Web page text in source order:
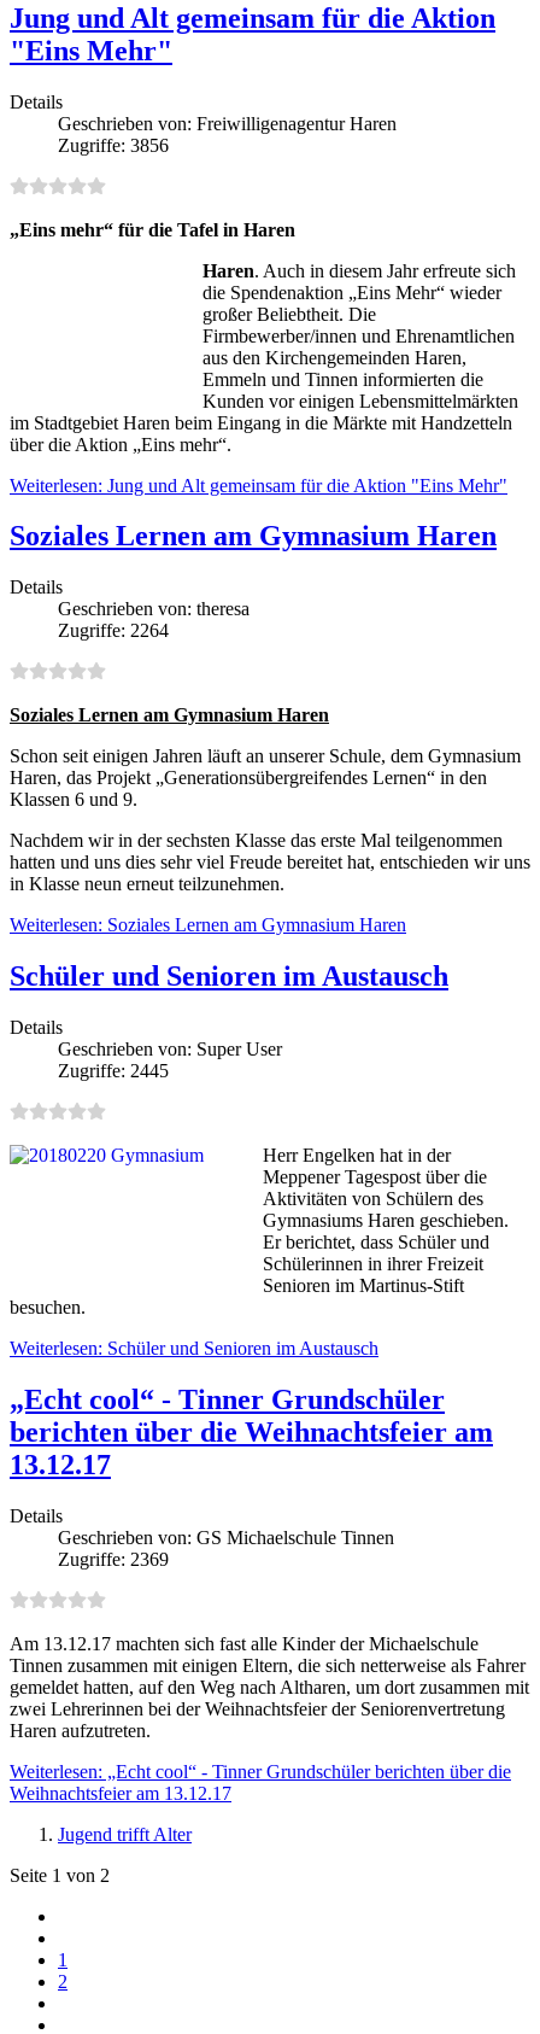
Jung und Alt gemeinsam für die Aktion
"Eins Mehr"
Details
Geschrieben von: Freiwilligenagentur Haren
Zugriffe: 3856
„Eins mehr“ für die Tafel in Haren
Haren. Auch in diesem Jahr erfreute sich
die Spendenaktion „Eins Mehr“ wieder
großer Beliebtheit. Die
Firmbewerber/innen und Ehrenamtlichen
aus den Kirchengemeinden Haren,
Emmeln und Tinnen informierten die
Kunden vor einigen Lebensmittelmärkten
im Stadtgebiet Haren beim Eingang in die Märkte mit Handzetteln
über die Aktion „Eins mehr“.
Weiterlesen: Jung und Alt gemeinsam für die Aktion "Eins Mehr"
Soziales Lernen am Gymnasium Haren
Details
Geschrieben von: theresa
Zugriffe: 2264
Soziales Lernen am Gymnasium Haren
Schon seit einigen Jahren läuft an unserer Schule, dem Gymnasium
Haren, das Projekt „Generationsübergreifendes Lernen“ in den
Klassen 6 und 9.
Nachdem wir in der sechsten Klasse das erste Mal teilgenommen
hatten und uns dies sehr viel Freude bereitet hat, entschieden wir uns
in Klasse neun erneut teilzunehmen.
Weiterlesen: Soziales Lernen am Gymnasium Haren
Schüler und Senioren im Austausch
Details
Geschrieben von: Super User
Zugriffe: 2445
Herr Engelken hat in der
Meppener Tagespost über die
Aktivitäten von Schülern des
Gymnasiums Haren geschieben.
Er berichtet, dass Schüler und
Schülerinnen in ihrer Freizeit
Senioren im Martinus-Stift
besuchen.
Weiterlesen: Schüler und Senioren im Austausch
„Echt cool“ - Tinner Grundschüler
berichten über die Weihnachtsfeier am
13.12.17
Details
Geschrieben von: GS Michaelschule Tinnen
Zugriffe: 2369
Am 13.12.17 machten sich fast alle Kinder der Michaelschule
Tinnen zusammen mit einigen Eltern, die sich netterweise als Fahrer
gemeldet hatten, auf den Weg nach Altharen, um dort zusammen mit
zwei Lehrerinnen bei der Weihnachtsfeier der Seniorenvertretung
Haren aufzutreten.
Weiterlesen: „Echt cool“ - Tinner Grundschüler berichten über die
Weihnachtsfeier am 13.12.17
Jugend trifft Alter
Seite 1 von 2
1
2